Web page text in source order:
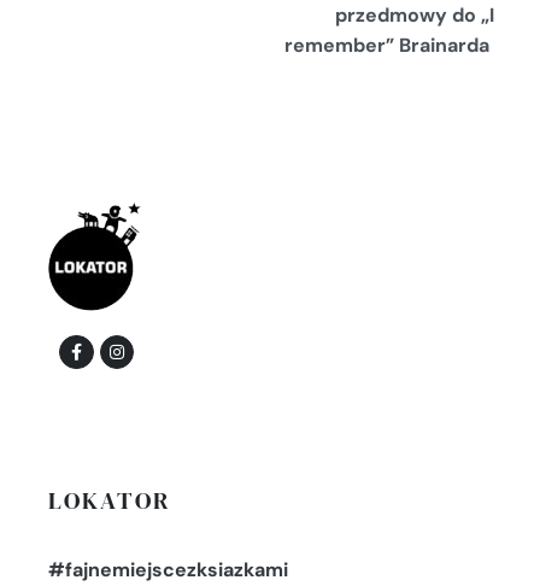
przedmowy do „I
remember” Brainarda
LOKATOR
#fajnemiejscezksiazkami